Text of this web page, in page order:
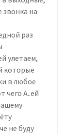
на
раз
улетаем,
которые
в любое
чего А..ей
не буду